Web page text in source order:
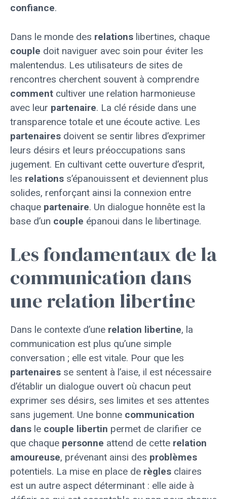
confiance.
Dans le monde des relations libertines, chaque
couple doit naviguer avec soin pour éviter les
malentendus. Les utilisateurs de sites de
rencontres cherchent souvent à comprendre
comment cultiver une relation harmonieuse
avec leur partenaire. La clé réside dans une
transparence totale et une écoute active. Les
partenaires doivent se sentir libres d’exprimer
leurs désirs et leurs préoccupations sans
jugement. En cultivant cette ouverture d’esprit,
les relations s’épanouissent et deviennent plus
solides, renforçant ainsi la connexion entre
chaque partenaire. Un dialogue honnête est la
base d’un couple épanoui dans le libertinage.
Les fondamentaux de la
communication dans
une relation libertine
Dans le contexte d’une relation libertine, la
communication est plus qu’une simple
conversation ; elle est vitale. Pour que les
partenaires se sentent à l’aise, il est nécessaire
d’établir un dialogue ouvert où chacun peut
exprimer ses désirs, ses limites et ses attentes
sans jugement. Une bonne communication
dans le couple libertin permet de clarifier ce
que chaque personne attend de cette relation
amoureuse, prévenant ainsi des problèmes
potentiels. La mise en place de règles claires
est un autre aspect déterminant : elle aide à